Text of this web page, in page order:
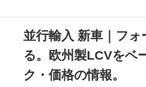
並行輸入 新車｜フ
る。欧州製LCVをベ
ク・価格の情報。